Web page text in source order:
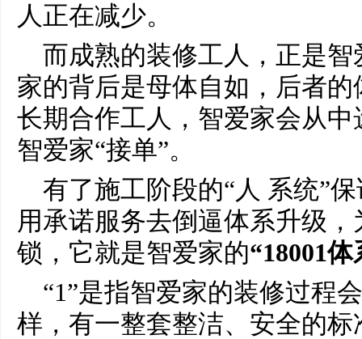
人正在减少。
而成熟的装修工人，正是
家的背后是母体自如，后者
长期合作工人，智爱家会从
智爱家“接单”。
有了施工阶段的“人 系统”
用承诺服务去倒逼体系升级
锁，它就是智爱家的“18001体
“1”是指智爱家的装修过程
样，有一整套整洁、安全的